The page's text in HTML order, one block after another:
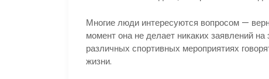
Многие люди интересуются вопросом —
момент она не делает никаких заявлений
различных спортивных мероприятиях
жизни.